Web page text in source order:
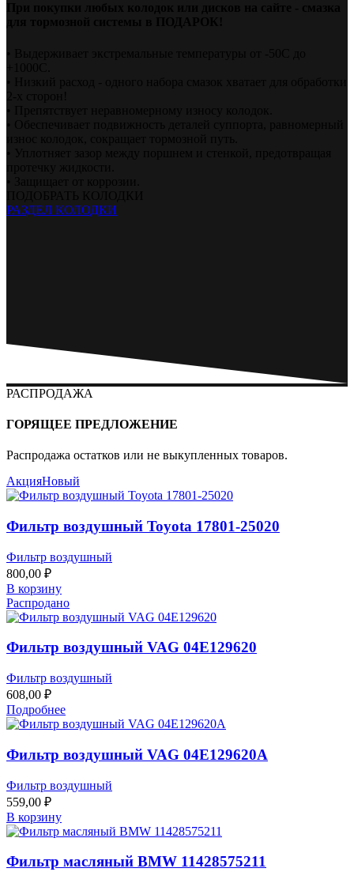
РАЗДЕЛ КОЛОДКИ
РАСПРОДАЖА
ГОРЯЩЕЕ ПРЕДЛОЖЕНИЕ
Распродажа остатков или не выкупленных товаров.
АкцияНовый
Фильтр воздушный Toyota 17801-25020
Фильтр воздушный
800,00 ₽
В корзину
Распродано
Фильтр воздушный VAG 04E129620
Фильтр воздушный
608,00 ₽
Подробнее
Фильтр воздушный VAG 04E129620A
Фильтр воздушный
559,00 ₽
В корзину
Фильтр масляный BMW 11428575211